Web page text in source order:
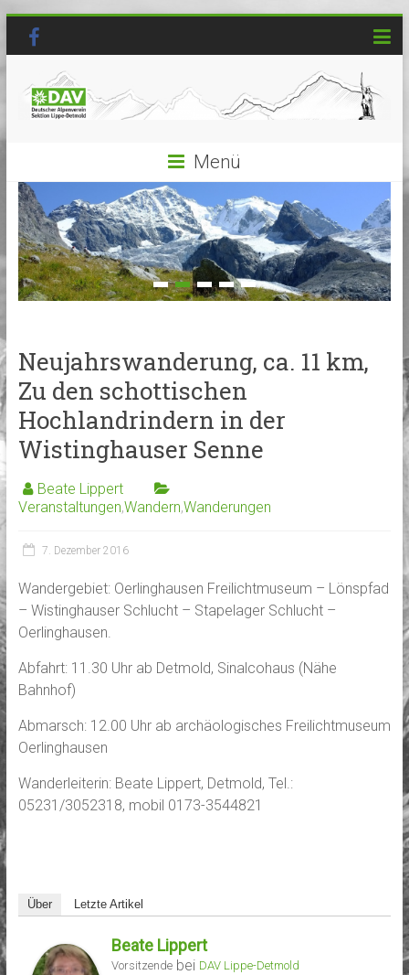
Menü
Neujahrswanderung, ca. 11 km,
Zu den schottischen
Hochlandrindern in der
Wistinghauser Senne
Beate Lippert
Veranstaltungen,Wandern,Wanderungen
7. Dezember 2016
Wandergebiet: Oerlinghausen Freilichtmuseum – Lönspfad
– Wistinghauser Schlucht – Stapelager Schlucht –
Oerlinghausen.
Abfahrt: 11.30 Uhr ab Detmold, Sinalcohaus (Nähe
Bahnhof)
Abmarsch: 12.00 Uhr ab archäologisches Freilichtmuseum
Oerlinghausen
Wanderleiterin: Beate Lippert, Detmold, Tel.:
05231/3052318, mobil 0173-3544821
Über Letzte Artikel
Beate Lippert
Vorsitzendebei DAV Lippe-Detmold